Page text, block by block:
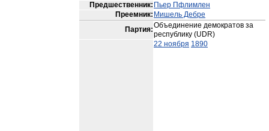
Предшественник: Пьер Пфлимлен
Преемник: Мишель Дебре
Партия:Объединение демократов за
республику (UDR)
22 ноября 1890